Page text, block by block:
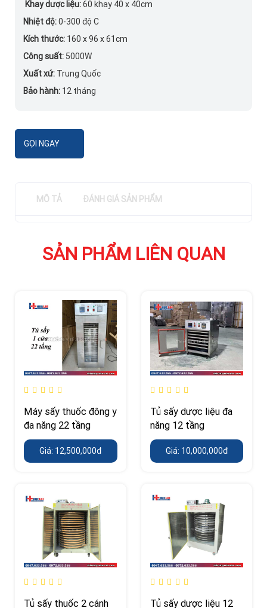
Khay dược liệu:60 khay 40 x 40cm
Nhiệt độ:0-300 độ C
Kích thước: 160 x 96 x 61cm
Công suất: 5000W
Xuất xứ: Trung Quốc
Bảo hành: 12 tháng
GỌI NGAY
MÔ TẢ ĐÁNH GIÁ SẢN PHẨM
SẢN PHẨM LIÊN QUAN
Máy sấy thuốc đông y
đa năng 22 tầng
Giá: 12,500,000đ
Tủ sấy dược liệu đa
năng 12 tầng
Giá: 10,000,000đ
Tủ sấy thuốc 2 cánh Tủ sấy dược liệu 12